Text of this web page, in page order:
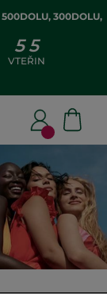
500DOLU, 300DOLU,
5 4
VTEŘIN